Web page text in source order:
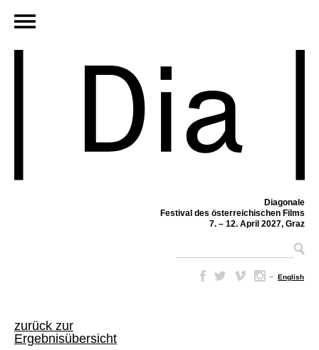
Diagonale
Festival des österreichischen Films
7. – 12. April 2027, Graz
– English
zurück zur
Ergebnisübersicht